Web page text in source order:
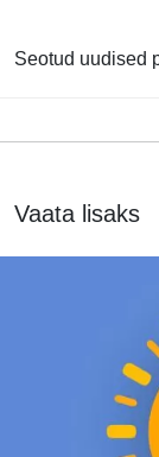
Seotud uudised
Vaata lisaks